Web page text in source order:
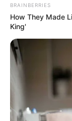
BRAINBERRIES
How They Made
King'